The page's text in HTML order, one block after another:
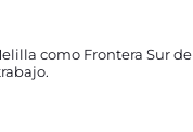
como Frontera Sur de